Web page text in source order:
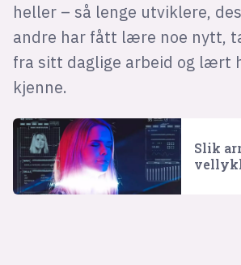
heller – så lenge utviklere,
andre har fått lære noe nytt,
fra sitt daglige arbeid og lært
kjenne.
Slik